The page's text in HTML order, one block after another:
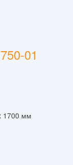
01
1700 мм